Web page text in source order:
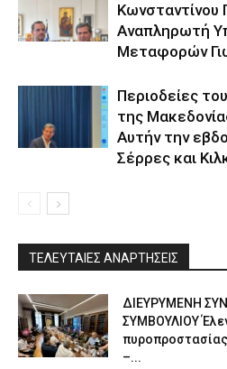
Κωνσταντίνου
Αναπληρωτή
Μεταφορών
Περιοδείες
της
Αυτήν την
Σέρρες και
ΤΕΛΕΥΤΑΙΕΣ ΑΝΑΡΤΗΣΕΙΣ
ΔΙΕΥΡΥΜΕΝΗ
ΣΥΜΒΟΥΛΙΟΥ
–...